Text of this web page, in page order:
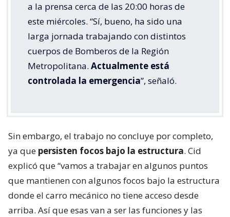
a la prensa cerca de las 20:00 horas de
este miércoles. “Sí, bueno, ha sido una
larga jornada trabajando con distintos
cuerpos de Bomberos de la Región
Metropolitana. Actualmente está
controlada la emergencia”, señaló.
Sin embargo, el trabajo no concluye por completo,
ya que persisten focos bajo la estructura. Cid
explicó que “vamos a trabajar en algunos puntos
que mantienen con algunos focos bajo la estructura
donde el carro mecánico no tiene acceso desde
arriba. Así que esas van a ser las funciones y las